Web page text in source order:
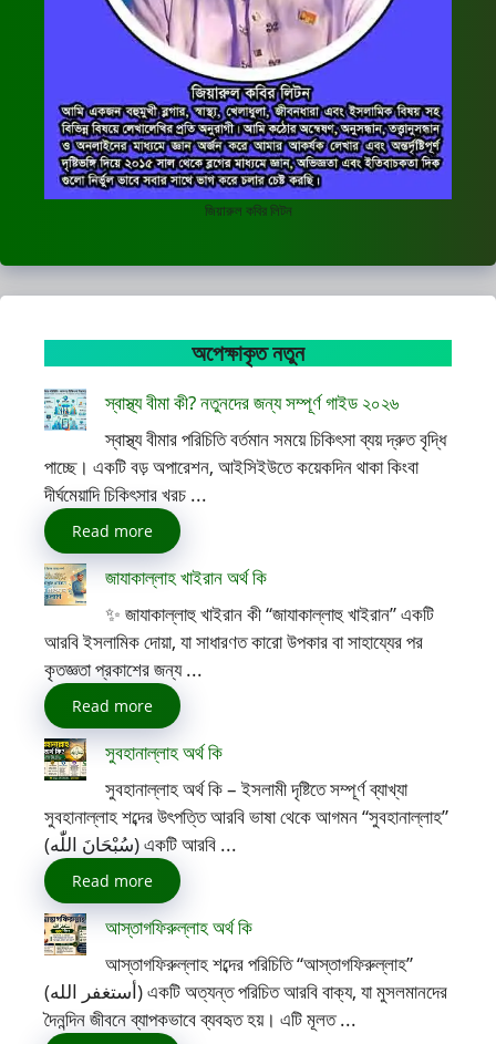
জিয়ারুল কবির লিটন
অপেক্ষাকৃত নতুন
স্বাস্থ্য বীমা কী? নতুনদের জন্য সম্পূর্ণ গাইড ২০২৬
স্বাস্থ্য বীমার পরিচিতি বর্তমান সময়ে চিকিৎসা ব্যয় দ্রুত বৃদ্ধি
পাচ্ছে। একটি বড় অপারেশন, আইসিইউতে কয়েকদিন থাকা কিংবা
দীর্ঘমেয়াদি চিকিৎসার খরচ ...
Read more
জাযাকাল্লাহ খাইরান অর্থ কি
✨ জাযাকাল্লাহু খাইরান কী “জাযাকাল্লাহু খাইরান” একটি
আরবি ইসলামিক দোয়া, যা সাধারণত কারো উপকার বা সাহায্যের পর
কৃতজ্ঞতা প্রকাশের জন্য ...
Read more
সুবহানাল্লাহ অর্থ কি
সুবহানাল্লাহ অর্থ কি – ইসলামী দৃষ্টিতে সম্পূর্ণ ব্যাখ্যা
সুবহানাল্লাহ শব্দের উৎপত্তি আরবি ভাষা থেকে আগমন “সুবহানাল্লাহ”
(سُبْحَانَ اللّٰه) একটি আরবি ...
Read more
আস্তাগফিরুল্লাহ অর্থ কি
আস্তাগফিরুল্লাহ শব্দের পরিচিতি “আস্তাগফিরুল্লাহ”
(أستغفر الله) একটি অত্যন্ত পরিচিত আরবি বাক্য, যা মুসলমানদের
দৈনন্দিন জীবনে ব্যাপকভাবে ব্যবহৃত হয়। এটি মূলত ...